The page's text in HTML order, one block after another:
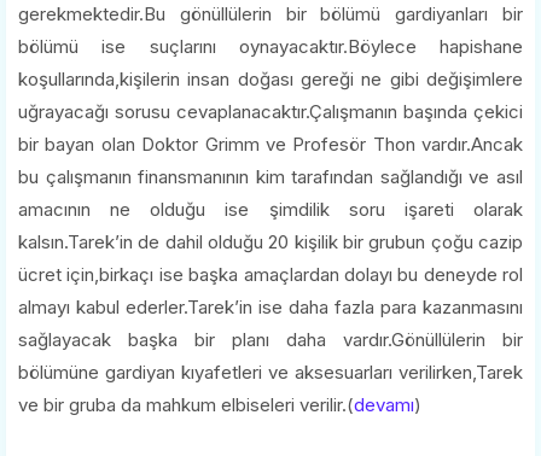
gerekmektedir.Bu gönüllülerin bir bölümü gardiyanları bir
bölümü ise suçlarını oynayacaktır.Böylece hapishane
koşullarında,kişilerin insan doğası gereği ne gibi değişimlere
uğrayacağı sorusu cevaplanacaktır.Çalışmanın başında çekici
bir bayan olan Doktor Grimm ve Profesör Thon vardır.Ancak
bu çalışmanın finansmanının kim tarafından sağlandığı ve asıl
amacının ne olduğu ise şimdilik soru işareti olarak
kalsın.Tarek’in de dahil olduğu 20 kişilik bir grubun çoğu cazip
ücret için,birkaçı ise başka amaçlardan dolayı bu deneyde rol
almayı kabul ederler.Tarek’in ise daha fazla para kazanmasını
sağlayacak başka bir planı daha vardır.Gönüllülerin bir
bölümüne gardiyan kıyafetleri ve aksesuarları verilirken,Tarek
ve bir gruba da mahkum elbiseleri verilir.(devamı)